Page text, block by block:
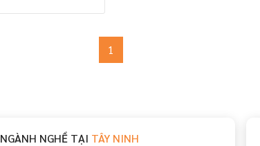
1
NGÀNH NGHỀ TẠI TÂY NINH